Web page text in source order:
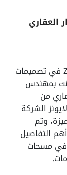
العقاري
أبدعت شركة زودياك Zodiac Development في تصميمات
بمهندس
من
الشركة
وتم
التفاصيل
مسحات